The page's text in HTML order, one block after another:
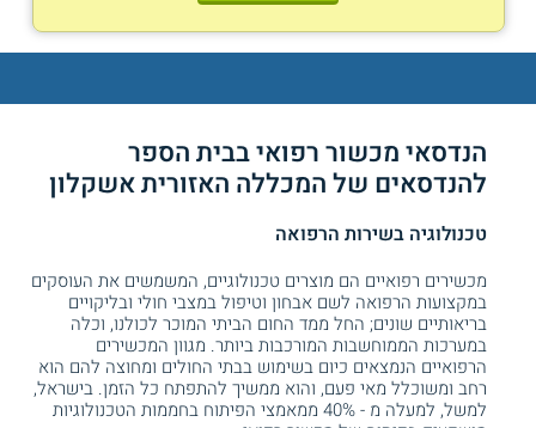
הנדסאי מכשור רפואי בבית הספר
להנדסאים של המכללה האזורית אשקלון
טכנולוגיה בשירות הרפואה
מכשירים רפואיים הם מוצרים טכנולוגיים, המשמשים את העוסקים
במקצועות הרפואה לשם אבחון וטיפול במצבי חולי ובליקויים
בריאותיים שונים; החל ממד החום הביתי המוכר לכולנו, וכלה
במערכות הממוחשבות המורכבות ביותר. מגוון המכשירים
הרפואיים הנמצאים כיום בשימוש בבתי החולים ומחוצה להם הוא
רחב ומשוכלל מאי פעם, והוא ממשיך להתפתח כל הזמן. בישראל,
למשל, למעלה מ - 40% ממאמצי הפיתוח בחממות הטכנולוגיות